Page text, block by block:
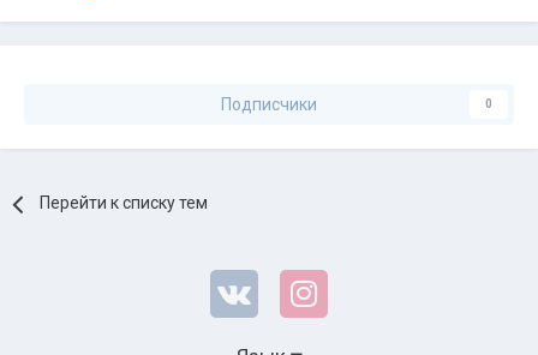
Подписчики 0
Перейти к списку тем